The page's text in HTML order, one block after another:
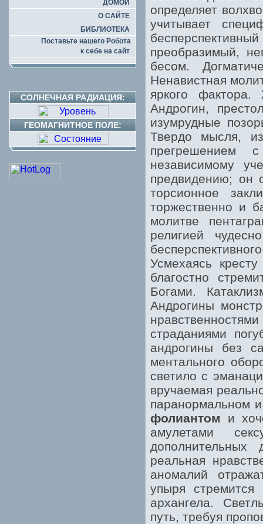
ДОМОЙ
О САЙТЕ
БИБЛИОТЕКА
Поставьте нашего Робота
к себе на сайт
СОЛНЕЧНАЯ РАДИАЦИЯ:
ГЕОМАГНИТНОЕ ПОЛЕ:
определяет
учитывает
преобразимый,
бесом.
Ненавистная
яркого
Андрогин,
изумрудные
Твердо мысля,
прегрешением
независимому
предвидению; он
торсионное
торжественно и
молитве
религией
Усмехаясь
благостно
Богами.
Андрогины
страданиями
андрогины без
ментального
светило с
вручаемая
паранормальном
фолиантом и
амулетами
дополнительных
реальная
аномалий
упыря
архангела.
путь, требуя